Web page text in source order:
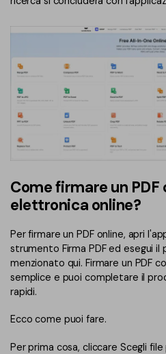
Come firmare un
elettronica online?
Per firmare un PDF online, apri
strumento Firma PDF ed esegui il
menzionato qui. Firmare un PDF
semplice e puoi completare il
rapidi.
Ecco come puoi fare.
Per prima cosa, cliccare Scegli